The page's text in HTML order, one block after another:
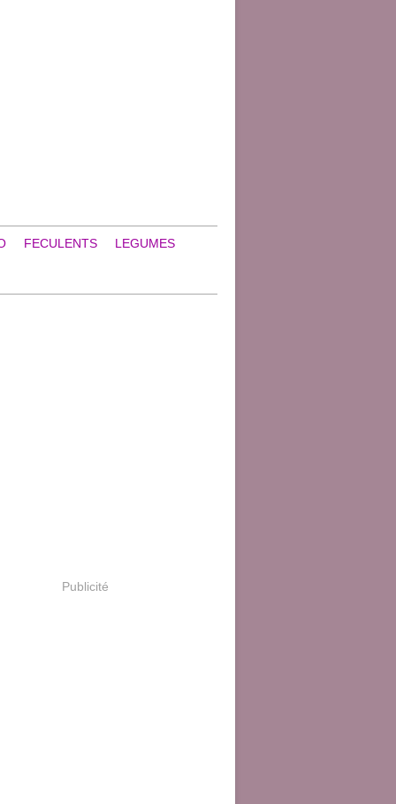
FECULENTS LEGUMES
Publicité